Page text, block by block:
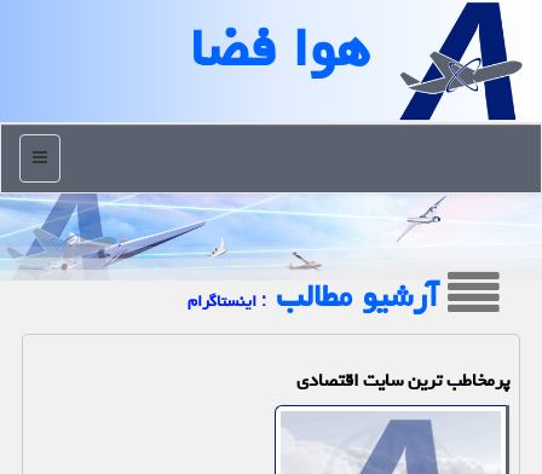
هوا فضا
منو
آرشیو مطالب : اینستاگرام
پرمخاطب ترین سایت اقتصادی